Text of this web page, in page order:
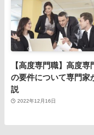
【高度専門職】高度専
の要件について専門家
説
2022年12月16日